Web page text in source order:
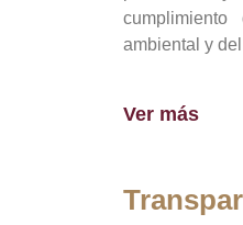
ambiental y
Ver más